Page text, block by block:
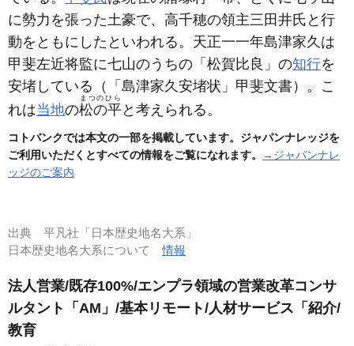
に勢力を張った土豪で、高千穂の領主三田井氏と行
動をともにしたといわれる。天正一一年島津家久は
甲斐左近将監に七山のうちの「松賀比良」の知行を
安堵している （「島津家久安堵状」甲斐文書） 。こ
れは当地の松の平
まつのひら
と考えられる。
コトバンクでは本文の一部を掲載しています。ジャパンナレッジを
ご利用いただくとすべての情報をご覧になれます。
→ジャパンナレ
ッジのご案内
出典 平凡社「日本歴史地名大系」
日本歴史地名大系について情報
法人営業/既存100%/エンプラ領域の営業改革コンサ
ルタント「AM」/基本リモート/人材サービス「紹介/
教育